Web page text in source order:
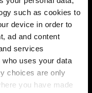
such as cookies to
device in order to
ad and content
services
who uses your data
choices are only
you have made
どのように作成さ
めのNCパスの計算
ら必要になりま
、被削材除去シミ
さまざまな加工状
す。これにより、